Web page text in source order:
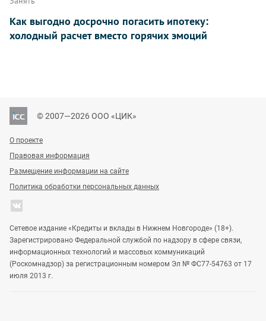
Как выгодно досрочно погасить ипотеку:
холодный расчет вместо горячих эмоций
© 2007—2026 ООО «ЦИК»
О проекте
Правовая информация
Размещение информации на сайте
Политика обработки персональных данных
Сетевое издание «Кредиты и вклады в Нижнем Новгороде» (18+).
Зарегистрировано Федеральной службой по надзору в сфере связи,
информационных технологий и массовых коммуникаций
(Роскомнадзор) за регистрационным номером Эл № ФС77-54763 от 17
июля 2013 г.